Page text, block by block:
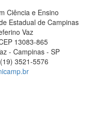
Ciência e Ensino
Estadual de Campinas
Vaz
13083-865
- Campinas - SP
3521-5576